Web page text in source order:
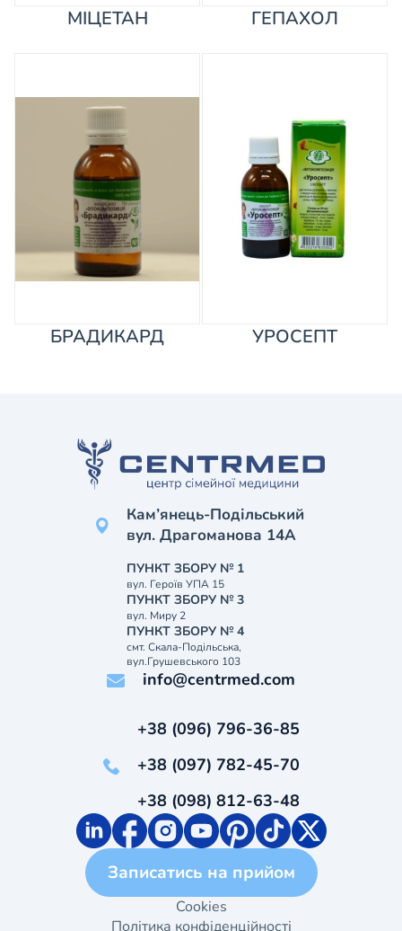
МІЦЕТАН ГЕПАХОЛ
БРАДИКАРД УРОСЕПТ
Кам’янець-Подільський
вул. Драгоманова 14А
ПУНКТ ЗБОРУ № 1
вул. Героїв УПА 15
ПУНКТ ЗБОРУ № 3
вул. Миру 2
ПУНКТ ЗБОРУ № 4
смт. Скала-Подільська,
вул.Грушевського 103
info@centrmed.com
+38 (096) 796-36-85
+38 (097) 782-45-70
+38 (098) 812-63-48
Записатись на прийом
Cookies
Політика конфіденційності